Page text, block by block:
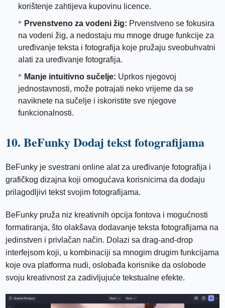
korištenje zahtijeva kupovinu licence.
Prvenstveno za vodeni žig: Prvenstveno se fokusira
na vodeni žig, a nedostaju mu mnoge druge funkcije za
uređivanje teksta i fotografija koje pružaju sveobuhvatni
alati za uređivanje fotografija.
Manje intuitivno sučelje: Uprkos njegovoj
jednostavnosti, može potrajati neko vrijeme da se
naviknete na sučelje i iskoristite sve njegove
funkcionalnosti.
10. BeFunky Dodaj tekst fotografijama
BeFunky je svestrani online alat za uređivanje fotografija i
grafičkog dizajna koji omogućava korisnicima da dodaju
prilagodljivi tekst svojim fotografijama.
BeFunky pruža niz kreativnih opcija fontova i mogućnosti
formatiranja, što olakšava dodavanje teksta fotografijama na
jedinstven i privlačan način. Dolazi sa drag-and-drop
interfejsom koji, u kombinaciji sa mnogim drugim funkcijama
koje ova platforma nudi, oslobađa korisnike da oslobode
svoju kreativnost za zadivljujuće tekstualne efekte.